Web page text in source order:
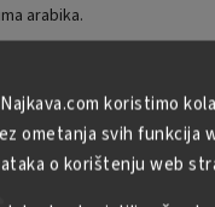
koristimo
ometanja svih funkcija
o korištenju web
arabika.